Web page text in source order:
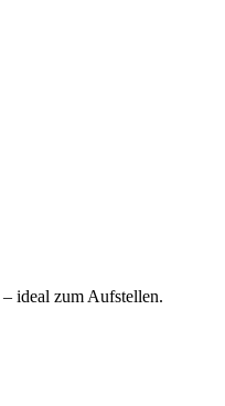
ideal zum Aufstellen.